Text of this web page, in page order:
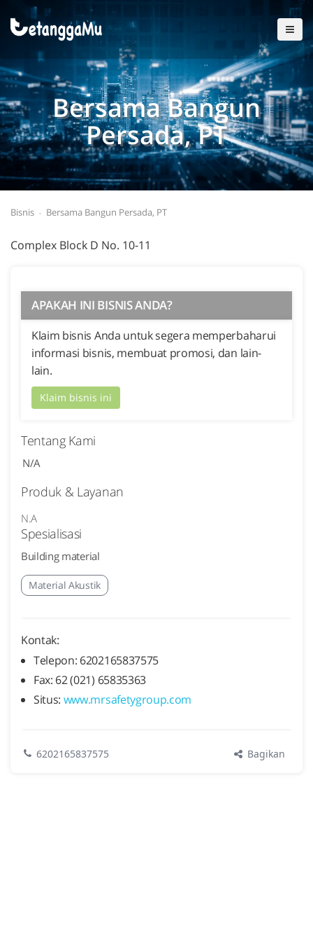
Bersama Bangun
Persada, PT
Bisnis Bersama Bangun Persada, PT
Complex Block D No. 10-11
APAKAH INI BISNIS ANDA?
Klaim bisnis Anda untuk segera memperbaharui
informasi bisnis, membuat promosi, dan lain-
lain.
Klaim bisnis ini
Tentang Kami
N/A
Produk & Layanan
N.A
Spesialisasi
Building material
Material Akustik
Kontak:
Telepon: 6202165837575
Fax: 62 (021) 65835363
Situs: www.mrsafetygroup.com
6202165837575 Bagikan